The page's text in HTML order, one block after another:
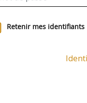
Retenir mes identifiants